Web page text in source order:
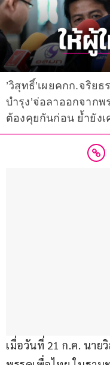
’วิสุทธิ์’เผยคกก.จริย
บำรุง’จ่อลาออกจาก
ต้องคุยกันก่อน ย้ำยัง
เมื่อวันที่ 21 ก.ค. นา